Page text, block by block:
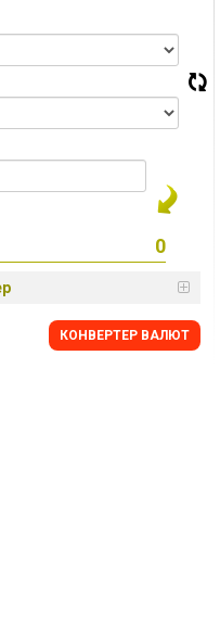
КОНВЕРТЕР ВАЛЮТ